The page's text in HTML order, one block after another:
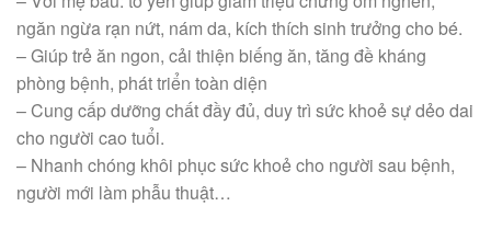
ngăn ngừa rạn nứt, nám da, kích thích sinh trưởng cho bé.
– Giúp trẻ ăn ngon, cải thiện biếng ăn, tăng đề kháng
phòng bệnh, phát triển toàn diện
– Cung cấp dưỡng chất đầy đủ, duy trì sức khoẻ sự dẻo dai
cho người cao tuổi.
– Nhanh chóng khôi phục sức khoẻ cho người sau bệnh,
người mới làm phẫu thuật…